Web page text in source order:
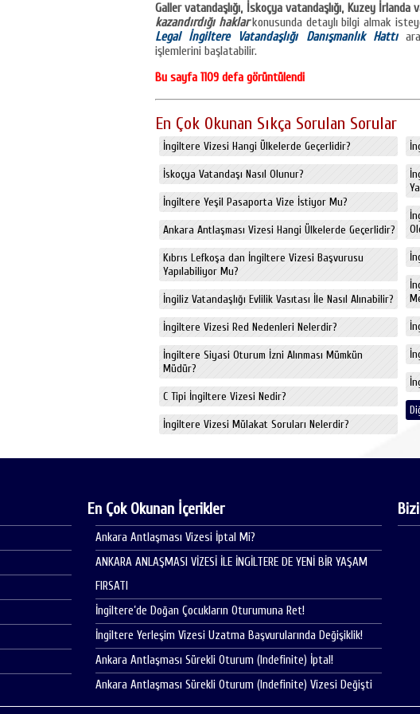
Galler vatandaşlığı, İskoçya vatandaşlığı, Kuzey İrlanda
kazandırdığı haklarkonusunda detaylı bilgi almak
Legal İngiltere Vatandaşlığı Danışmanlık Hattı
işlemlerini başlatabilir.
Bu sayfa 1109 defa görüntülendi
En Çok Okunan Sıkça Sorulan Sorular
İngiltere Vizesi Hangi Ülkelerde Geçerlidir?
İskoçya Vatandaşı Nasıl Olunur?
İngiltere Yeşil Pasaporta Vize İstiyor Mu?
Ankara Antlaşması Vizesi Hangi Ülkelerde Geçerlidir?
Kıbrıs Lefkoşa dan İngiltere Vizesi Başvurusu
Yapılabiliyor Mu?
İngiliz Vatandaşlığı Evlilik Vasıtası İle Nasıl Alınabilir?
İngiltere Vizesi Red Nedenleri Nelerdir?
İngiltere Siyasi Oturum İzni Alınması Mümkün
Müdür?
C Tipi İngiltere Vizesi Nedir?
İngiltere Vizesi Mülakat Soruları Nelerdir?
En Çok Okunan İçerikler
Ankara Antlaşması Vizesi İptal Mi?
ANKARA ANLAŞMASI VİZESİ İLE İNGİLTERE DE YENİ BİR YAŞAM
FIRSATI
İngiltere’de Doğan Çocukların Oturumuna Ret!
İngiltere Yerleşim Vizesi Uzatma Başvurularında Değişiklik!
Ankara Antlaşması Sürekli Oturum (Indefinite) İptal!
Ankara Antlaşması Sürekli Oturum (Indefinite) Vizesi Değişti